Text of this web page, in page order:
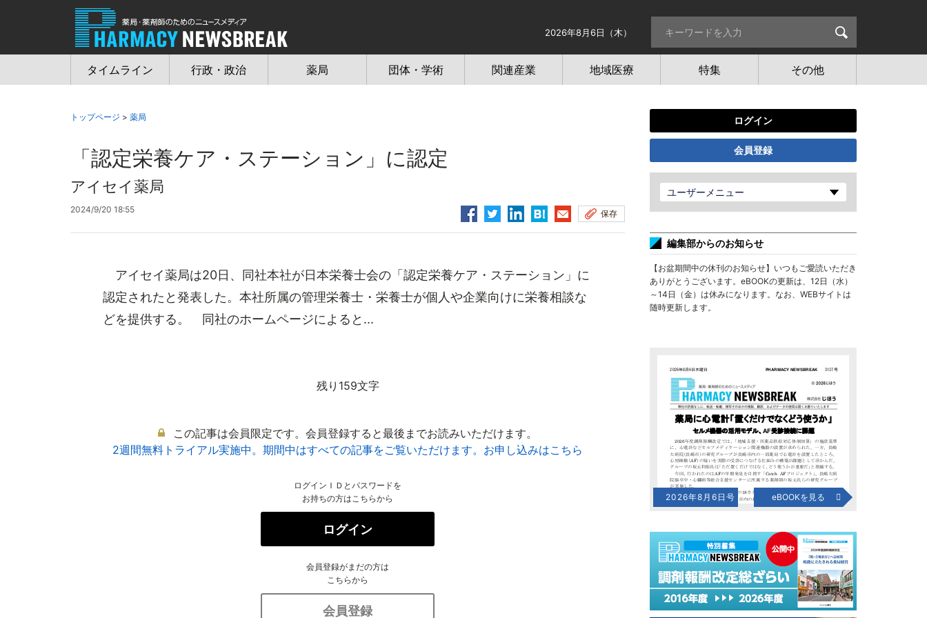
2026年8月6日（木）
タイムライン 行政・政治 薬局 団体・学術 関連産業 地域医療 特集 その他
トップページ > 薬局
「認定栄養ケア・ステーション」に認定
アイセイ薬局
2024/9/20 18:55 保存
アイセイ薬局は20日、同社本社が日本栄養士会の「認定栄養ケア・ステーション」に
認定されたと発表した。本社所属の管理栄養士・栄養士が個人や企業向けに栄養相談な
どを提供する。 同社のホームページによると...
残り159文字
この記事は会員限定です。会員登録すると最後までお読みいただけます。
2週間無料トライアル実施中。期間中はすべての記事をご覧いただけます。お申し込みはこちら
ログインＩＤとパスワードを
お持ちの方はこちらから
ログイン
会員登録がまだの方は
こちらから
会員登録
ログイン
会員登録
ユーザーメニュー
編集部からのお知らせ
【お盆期間中の休刊のお知らせ】いつもご愛読いただき
ありがとうございます。eBOOKの更新は、12日（水）
～14日（金）は休みになります。なお、WEBサイトは
随時更新します。
2026年8月6日号 eBOOKを見る